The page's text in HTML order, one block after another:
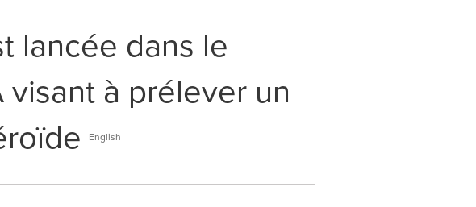
lancée dans le
à prélever un
English